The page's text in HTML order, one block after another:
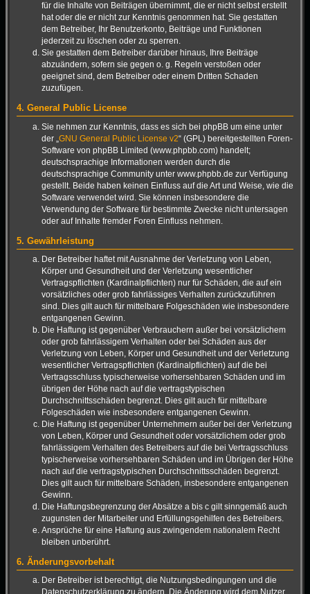
für die Inhalte von Beiträgen übernimmt, die er nicht selbst erstellt
hat oder die er nicht zur Kenntnis genommen hat. Sie gestatten
dem Betreiber, Ihr Benutzerkonto, Beiträge und Funktionen
jederzeit zu löschen oder zu sperren.
Sie gestatten dem Betreiber darüber hinaus, Ihre Beiträge
abzuändern, sofern sie gegen o. g. Regeln verstoßen oder
geeignet sind, dem Betreiber oder einem Dritten Schaden
zuzufügen.
4. General Public License
Sie nehmen zur Kenntnis, dass es sich bei phpBB um eine unter
der „ GNU General Public License v2“ (GPL) bereitgestellten Foren-
Software von phpBB Limited (www.phpbb.com) handelt;
deutschsprachige Informationen werden durch die
deutschsprachige Community unter www.phpbb.de zur Verfügung
gestellt. Beide haben keinen Einfluss auf die Art und Weise, wie die
Software verwendet wird. Sie können insbesondere die
Verwendung der Software für bestimmte Zwecke nicht untersagen
oder auf Inhalte fremder Foren Einfluss nehmen.
5. Gewährleistung
Der Betreiber haftet mit Ausnahme der Verletzung von Leben,
Körper und Gesundheit und der Verletzung wesentlicher
Vertragspflichten (Kardinalpflichten) nur für Schäden, die auf ein
vorsätzliches oder grob fahrlässiges Verhalten zurückzuführen
sind. Dies gilt auch für mittelbare Folgeschäden wie insbesondere
entgangenen Gewinn.
Die Haftung ist gegenüber Verbrauchern außer bei vorsätzlichem
oder grob fahrlässigem Verhalten oder bei Schäden aus der
Verletzung von Leben, Körper und Gesundheit und der Verletzung
wesentlicher Vertragspflichten (Kardinalpflichten) auf die bei
Vertragsschluss typischerweise vorhersehbaren Schäden und im
übrigen der Höhe nach auf die vertragstypischen
Durchschnittsschäden begrenzt. Dies gilt auch für mittelbare
Folgeschäden wie insbesondere entgangenen Gewinn.
Die Haftung ist gegenüber Unternehmern außer bei der Verletzung
von Leben, Körper und Gesundheit oder vorsätzlichem oder grob
fahrlässigem Verhalten des Betreibers auf die bei Vertragsschluss
typischerweise vorhersehbaren Schäden und im Übrigen der Höhe
nach auf die vertragstypischen Durchschnittsschäden begrenzt.
Dies gilt auch für mittelbare Schäden, insbesondere entgangenen
Gewinn.
Die Haftungsbegrenzung der Absätze a bis c gilt sinngemäß auch
zugunsten der Mitarbeiter und Erfüllungsgehilfen des Betreibers.
Ansprüche für eine Haftung aus zwingendem nationalem Recht
bleiben unberührt.
6. Änderungsvorbehalt
Der Betreiber ist berechtigt, die Nutzungsbedingungen und die
Datenschutzerklärung zu ändern. Die Änderung wird dem Nutzer